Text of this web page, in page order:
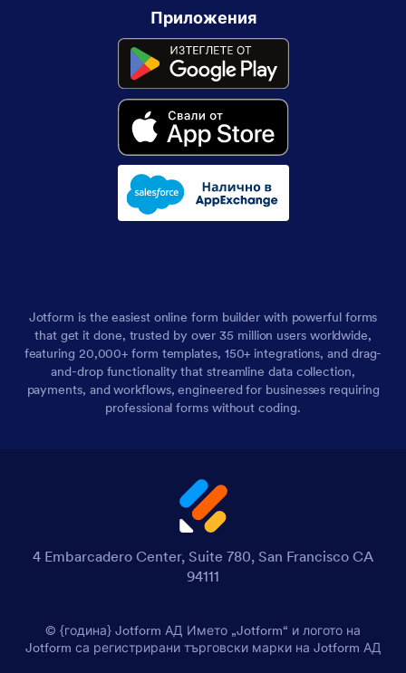
Приложения
Jotform is the easiest online form builder with powerful forms
that get it done, trusted by over 35 million users worldwide,
featuring 20,000+ form templates, 150+ integrations, and drag-
and-drop functionality that streamline data collection,
payments, and workflows, engineered for businesses requiring
professional forms without coding.
4 Embarcadero Center, Suite 780, San Francisco CA
94111
© {година} Jotform АД Името „Jotform“ и логото на
Jotform са регистрирани търговски марки на Jotform АД